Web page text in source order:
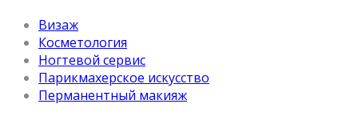
Визаж
Косметология
Ногтевой сервис
Парикмахерское искусство
Перманентный макияж